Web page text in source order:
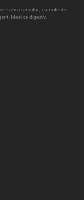
sobru și matur, cu note de
Ideal ca digestiv.